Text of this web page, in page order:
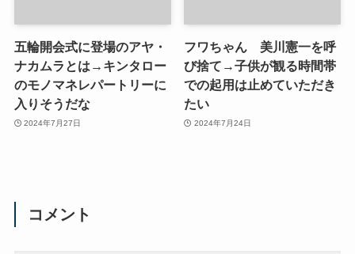
五輪開会式に登場のアヤ・
ナカムラとは→キンタロー
のモノマネレパートリーに
入りそうだな
2024年7月27日
フワちゃん 美川憲一を呼
び捨て→子供が観る時間帯
での起用は止めていただき
たい
2024年7月24日
コメント